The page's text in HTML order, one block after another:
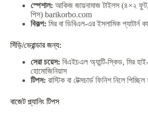
স্পেশাল: আকিজ জায়নামাজ টাইলস (৪×২
পিস) barikorbo.com
বিকল্প: মির বা ডিবিএল-এর ইসলামিক প্যাটার্ন
সিঁড়ি/ভেরান্ডার জন্য:
সেরা চয়েস: বিএইচএল অ্যান্টি-স্কিড, মির
হোমোজিনিয়াস
টিপস: রাস্টিক বা টেক্সচার্ড ফিনিশ নিলে পিচ্ছিল
বাজেট প্ল্যানিং টিপস